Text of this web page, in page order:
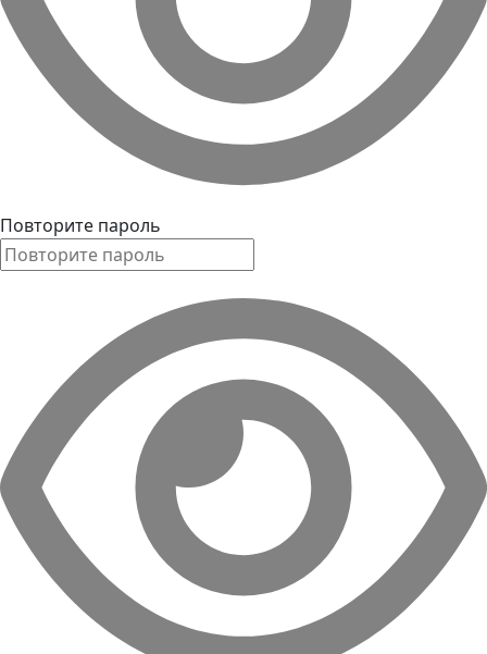
Повторите пароль